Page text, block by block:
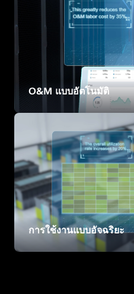
O&M แบบอัตโนมัติ
การใช้งานแบบอัจฉริยะ